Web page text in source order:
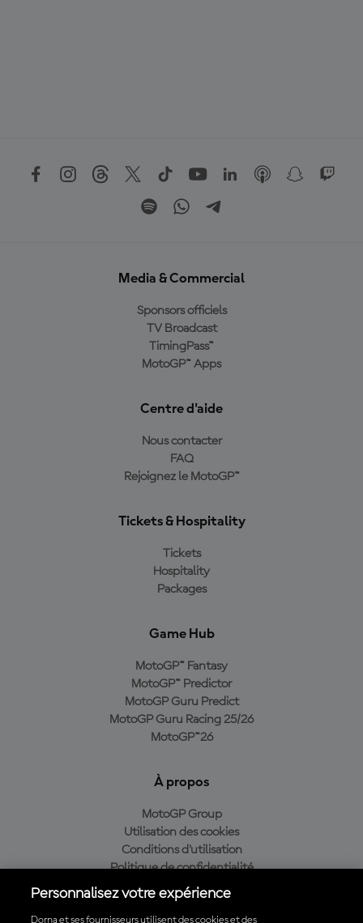
Media & Commercial
Sponsors officiels
TV Broadcast
TimingPass™
MotoGP™ Apps
Centre d'aide
Nous contacter
FAQ
Rejoignez le MotoGP™
Tickets & Hospitality
Tickets
Hospitality
Packages
Game Hub
MotoGP™ Fantasy
MotoGP™ Predictor
MotoGP Guru Predict
MotoGP Guru Racing 25/26
MotoGP™26
À propos
MotoGP Group
Utilisation des cookies
Conditions d'utilisation
Politique de confidentialité
Politique d’achat
Personnalisez votre expérience
Dorna et ses fournisseurs utilisent des cookies et des